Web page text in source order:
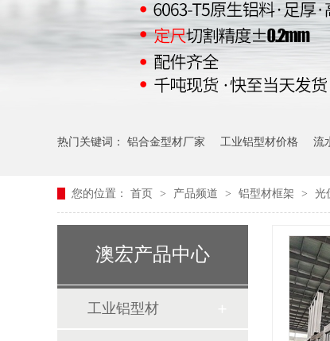
热门关键词： 铝合金型材厂家 工业铝型材价格 流
您的位置： 首页 > 产品频道 > 铝型材框架 > 光
澳宏产品中心
工业铝型材